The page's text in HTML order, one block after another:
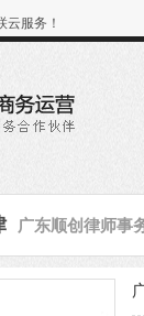
云服务！
广东顺创律师事